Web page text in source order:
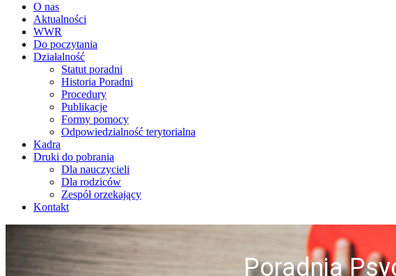
O nas
Aktualności
WWR
Do poczytania
Działalność
Statut poradni
Historia Poradni
Procedury
Publikacje
Formy pomocy
Odpowiedzialność terytorialna
Kadra
Druki do pobrania
Dla nauczycieli
Dla rodziców
Zespół orzekający
Kontakt
Poradnia